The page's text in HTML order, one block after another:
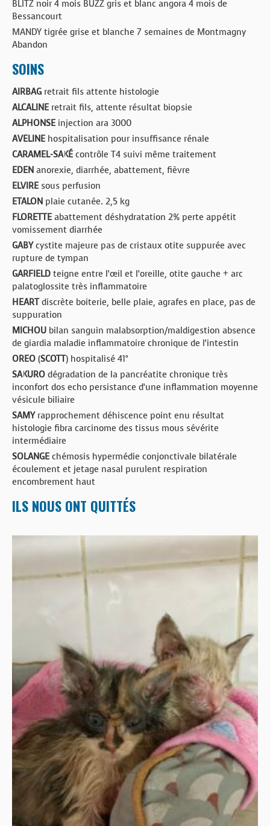
BLITZ noir 4 mois BUZZ gris et blanc angora 4 mois de
Bessancourt
MANDY tigrée grise et blanche 7 semaines de Montmagny
Abandon
SOINS
AIRBAG retrait fils attente histologie
ALCALINE retrait fils, attente résultat biopsie
ALPHONSE injection ara 3000
AVELINE hospitalisation pour insuffisance rénale
CARAMEL-SAKÉ contrôle T4 suivi même traitement
EDEN anorexie, diarrhée, abattement, fièvre
ELVIRE sous perfusion
ETALON plaie cutanée. 2,5 kg
FLORETTE abattement déshydratation 2% perte appétit
vomissement diarrhée
GABYcystite majeure pas de cristaux otite suppurée avec
rupture de tympan
GARFIELD teigne entre l’œil et l’oreille, otite gauche + arc
palatoglossite très inflammatoire
HEARTdiscrète boiterie, belle plaie, agrafes en place, pas de
suppuration
MICHOU bilan sanguin malabsorption/maldigestion absence
de giardia maladie inflammatoire chronique de l’intestin
OREO (SCOTT) hospitalisé 41°
SAKURO dégradation de la pancréatite chronique très
inconfort dos echo persistance d’une inflammation moyenne
vésicule biliaire
SAMY rapprochement déhiscence point enu résultat
histologie fibra carcinome des tissus mous sévérite
intermédiaire
SOLANGE chémosis hypermédie conjonctivale bilatérale
écoulement et jetage nasal purulent respiration
encombrement haut
ILS NOUS ONT QUITTÉS